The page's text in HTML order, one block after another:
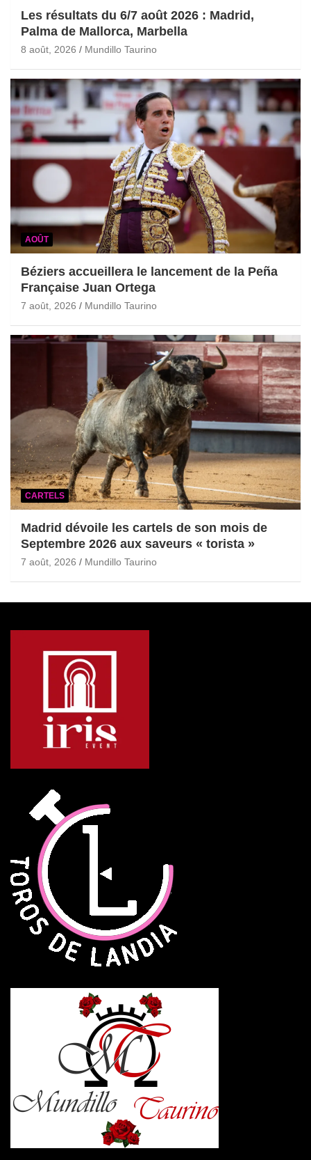
Les résultats du 6/7 août 2026 : Madrid,
Palma de Mallorca, Marbella
8 août, 2026 Mundillo Taurino
AOÛT
Béziers accueillera le lancement de la Peña
Française Juan Ortega
7 août, 2026 Mundillo Taurino
CARTELS
Madrid dévoile les cartels de son mois de
Septembre 2026 aux saveurs « torista »
7 août, 2026 Mundillo Taurino